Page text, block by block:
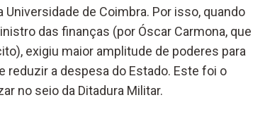
de Coimbra. Por isso, quando
das finanças (por Óscar Carmona, que
exigiu maior amplitude de poderes para
a despesa do Estado. Este foi o
no seio da Ditadura Militar.